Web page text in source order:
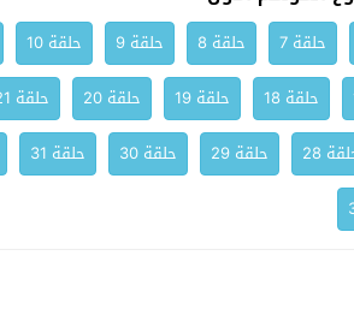
حلقة 7 حلقة 8 حلقة 9 حلقة 10
حلقة 18 حلقة 19 حلقة 20 حلقة 21
28 حلقة 29 حلقة 30 حلقة 31